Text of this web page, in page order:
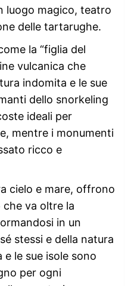
luogo magico, teatro
delle tartarughe.
la “figlia del
vulcanica che
indomita e le sue
dello snorkeling
ideali per
mentre i monumenti
ricco e
cielo e mare, offrono
che va oltre la
in un
stessi e della natura
le sue isole sono
per ogni